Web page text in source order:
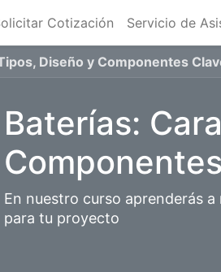
Cotización Servicio de
Diseño y Componentes
Baterías:
En nuestro curso aprenderás
para tu proyecto